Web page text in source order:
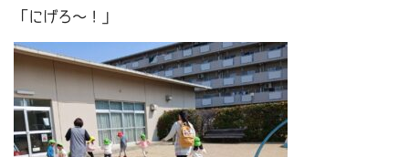
「にげろ～！」